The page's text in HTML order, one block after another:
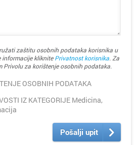
zaštitu osobnih podataka korisnika u
informacije kliknitePrivatnost korisnika. Za
Privolu za korištenje osobnih podataka.
OSOBNIH PODATAKA
IZ KATEGORIJE Medicina,
Pošalji upit